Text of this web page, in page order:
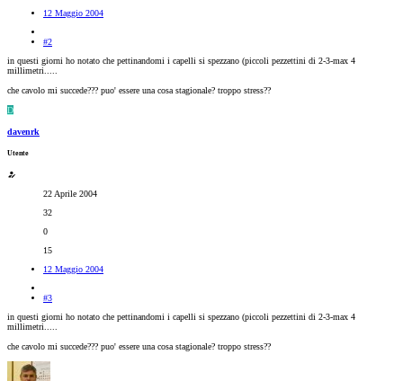
12 Maggio 2004
#2
in questi giorni ho notato che pettinandomi i capelli si spezzano (piccoli pezzettini di 2-3-max 4
millimetri.....
che cavolo mi succede??? puo' essere una cosa stagionale? troppo stress??
D
davenrk
Utente
22 Aprile 2004
32
0
15
12 Maggio 2004
#3
in questi giorni ho notato che pettinandomi i capelli si spezzano (piccoli pezzettini di 2-3-max 4
millimetri.....
che cavolo mi succede??? puo' essere una cosa stagionale? troppo stress??